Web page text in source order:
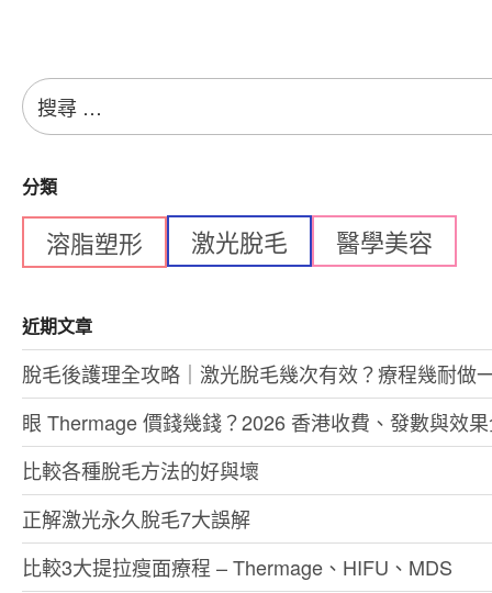
搜
尋：
分類
溶脂塑形 激光脫毛 醫學美容
近期文章
脫毛後護理全攻略｜激光脫毛幾次有效？療程幾耐做
眼 Thermage 價錢幾錢？2026 香港收費、發數與效
比較各種脫毛方法的好與壞
正解激光永久脫毛7大誤解
比較3大提拉瘦面療程 – Thermage、HIFU、MDS